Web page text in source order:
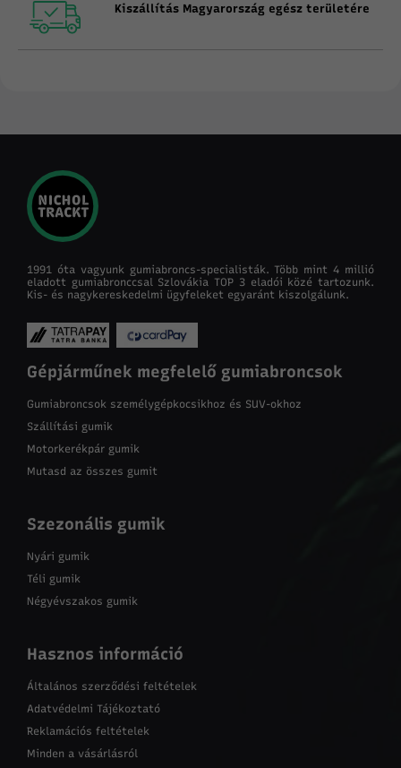
Kiszállítás Magyarország egész területére
1991 óta vagyunk gumiabroncs-specialisták. Több mint 4 millió
eladott gumiabronccsal Szlovákia TOP 3 eladói közé tartozunk.
Kis- és nagykereskedelmi ügyfeleket egyaránt kiszolgálunk.
Gépjárműnek megfelelő gumiabroncsok
Gumiabroncsok személygépkocsikhoz és SUV-okhoz
Szállítási gumik
Motorkerékpár gumik
Mutasd az összes gumit
Szezonális gumik
Nyári gumik
Téli gumik
Négyévszakos gumik
Hasznos információ
Általános szerződési feltételek
Adatvédelmi Tájékoztató
Reklamációs feltételek
Minden a vásárlásról